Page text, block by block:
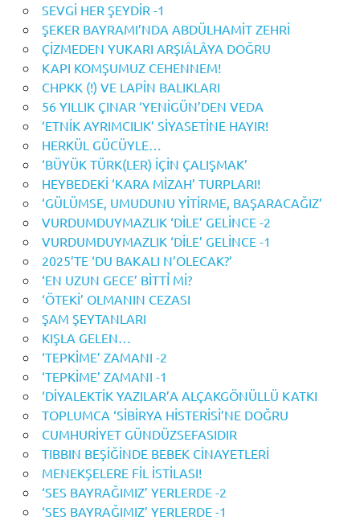
SEVGİ HER ŞEYDİR -1
ŞEKER BAYRAMI’NDA ABDÜLHAMİT ZEHRİ
ÇİZMEDEN YUKARI ARŞIÂLÂYA DOĞRU
KAPI KOMŞUMUZ CEHENNEM!
CHPKK (!) VE LAPİN BALIKLARI
56 YILLIK ÇINAR ‘YENİGÜN’DEN VEDA
‘ETNİK AYRIMCILIK’ SİYASETİNE HAYIR!
HERKÜL GÜCÜYLE…
‘BÜYÜK TÜRK(LER) İÇİN ÇALIŞMAK’
HEYBEDEKİ ‘KARA MİZAH’ TURPLARI!
‘GÜLÜMSE, UMUDUNU YİTİRME, BAŞARACAĞIZ’
VURDUMDUYMAZLIK ‘DİLE’ GELİNCE -2
VURDUMDUYMAZLIK ‘DİLE’ GELİNCE -1
2025’TE ‘DU BAKALI N’OLECAK?’
‘EN UZUN GECE’ BİTTỈ Mİ?
‘ÖTEKİ’ OLMANIN CEZASI
ŞAM ŞEYTANLARI
KIŞLA GELEN…
‘TEPKİME’ ZAMANI -2
‘TEPKİME’ ZAMANI -1
‘DİYALEKTİK YAZILAR’A ALÇAKGÖNÜLLÜ KATKI
TOPLUMCA ‘SİBİRYA HİSTERİSİ’NE DOĞRU
CUMHURİYET GÜNDÜZSEFASIDIR
TIBBIN BEŞİĞİNDE BEBEK CİNAYETLERİ
MENEKŞELERE FİL İSTİLASI!
‘SES BAYRAĞIMIZ’ YERLERDE -2
‘SES BAYRAĞIMIZ’ YERLERDE -1